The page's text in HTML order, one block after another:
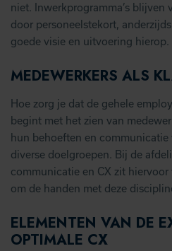
niet. Inwerkprogramma’s blijven
door personeelstekort,
goede visie en uitvoering hierop.
MEDEWERKERS ALS
Hoe zorg je dat de gehele
begint met het zien van
hun behoeften en
diverse doelgroepen. Bij de
communicatie en CX zit
om de handen met deze
ELEMENTEN VAN DE
OPTIMALE CX